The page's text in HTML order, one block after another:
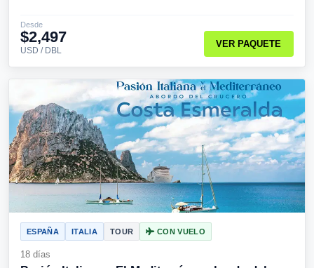
Desde
$2,497
USD / DBL
VER PAQUETE
ESPAÑA ITALIA TOUR CON VUELO
18 días